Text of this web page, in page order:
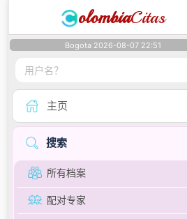
olombiaCitas
Bogota 2026-08-07 22:51
主页
搜索
所有档案
配对专家